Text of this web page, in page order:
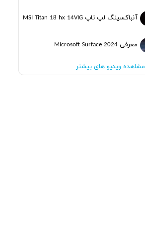
آنباکسینگ لپ تاپ MSI Titan 18 hx 14VIG
معرفی Microsoft Surface 2024
مشاهده ویدیو های بیشتر